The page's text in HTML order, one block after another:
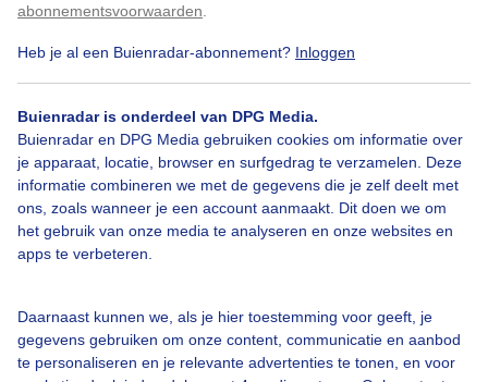
abonnementsvoorwaarden
Heb je al een Buienradar-abonnement? Inloggen
Buienradar is onderdeel van DPG Media.
Buienradar en DPG Media gebruiken cookies om informatie over
je apparaat, locatie, browser en surfgedrag te verzamelen. Deze
informatie combineren we met de gegevens die je zelf deelt met
ons, zoals wanneer je een account aanmaakt. Dit doen we om
het gebruik van onze media te analyseren en onze websites en
apps te verbeteren.
Daarnaast kunnen we, als je hier toestemming voor geeft, je
gegevens gebruiken om onze content, communicatie en aanbod
te personaliseren en je relevante advertenties te tonen, en voor
Gesluierd Zonsopkomst
Bekijk slideshow